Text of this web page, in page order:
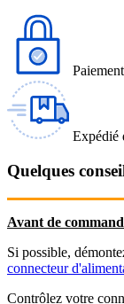
Expédié
Quelques
Avant de
Si possible,
connecteur
Contrôlez votre